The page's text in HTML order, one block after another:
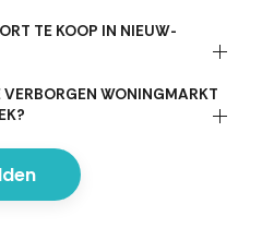
TE KOOP IN NIEUW-
VERBORGEN WONINGMARKT